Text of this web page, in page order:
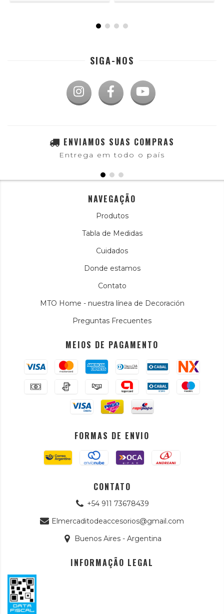
SIGA-NOS
ENVIAMOS SUAS COMPRAS
Entrega em todo o país
NAVEGAÇÃO
Produtos
Tabla de Medidas
Cuidados
Donde estamos
Contato
MTO Home - nuestra línea de Decoración
Preguntas Frecuentes
MEIOS DE PAGAMENTO
FORMAS DE ENVIO
CONTATO
+54 911 73678439
Elmercaditodeaccesorios@gmail.com
Buenos Aires - Argentina
INFORMAÇÃO LEGAL